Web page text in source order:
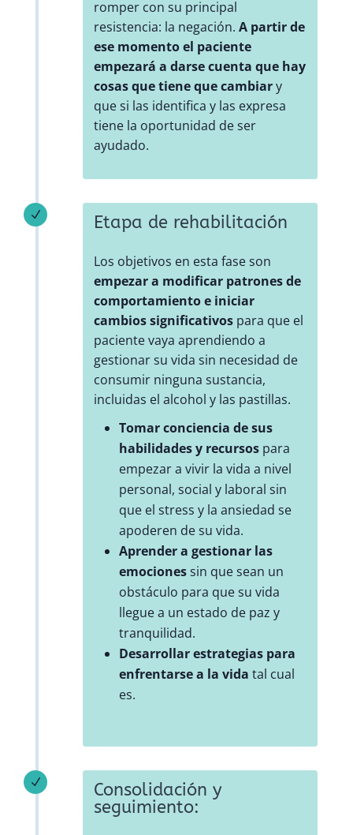
romper con su principal
resistencia: la negación. A partir de
ese momento el paciente
empezará a darse cuenta que hay
cosas que tiene que cambiary
que si las identifica y las expresa
tiene la oportunidad de ser
ayudado.
N Etapa de rehabilitación
Los objetivos en esta fase son
empezar a modificar patrones de
comportamiento e iniciar
cambios significativospara que el
paciente vaya aprendiendo a
gestionar su vida sin necesidad de
consumir ninguna sustancia,
incluidas el alcohol y las pastillas.
Tomar conciencia de sus
habilidades y recursospara
empezar a vivir la vida a nivel
personal, social y laboral sin
que el stress y la ansiedad se
apoderen de su vida.
Aprender a gestionar las
emocionessin que sean un
obstáculo para que su vida
llegue a un estado de paz y
tranquilidad.
Desarrollar estrategias para
enfrentarse a la vida tal cual
es.
N
Consolidación y
seguimiento: